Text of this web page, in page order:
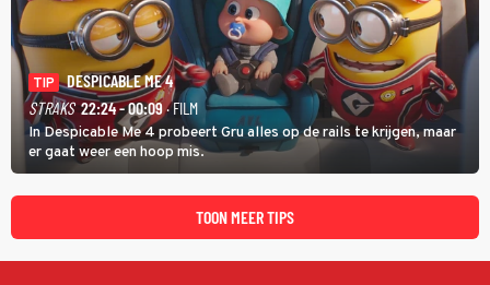
TIP
DESPICABLE ME 4
STRAKS 22:24 - 00:09· FILM
In Despicable Me 4 probeert Gru alles op de rails te krijgen, maar
er gaat weer een hoop mis.
TOON MEER TIPS